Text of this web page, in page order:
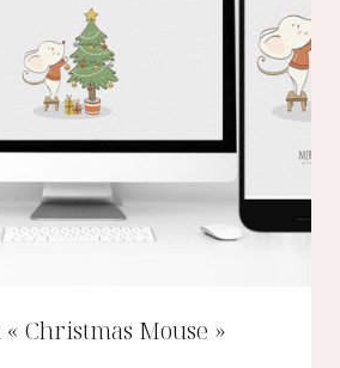
« Christmas Mouse »